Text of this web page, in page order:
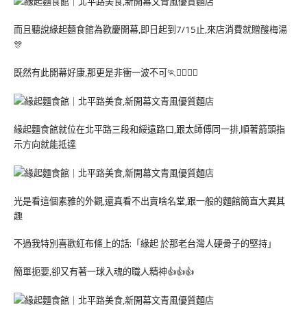
而且聽說緣起麵食館為歡慶開幕,即日起到7/15止,來店消費就贈酸梅湯
🎊
既然有此開幕好康,那更是非衝一波不可🏃🏃‍♂️🏃‍♂️
緣起麵食館就位在北平路三段和綏遠路口,跟太師傅同一排,順著箭頭指
示方向就能抵達
光是看這個素雅的外觀,還真看不出賣啥名堂,跟一般的麵館簡直大異其
趣
不過我特別喜歡紅布條上的話:「緣起 於那老台灣人硬骨子的堅持」
簡單扼要,卻又有著一球入魂的職人精神👍👍👍